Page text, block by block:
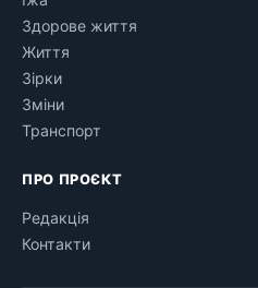
Здорове життя
Життя
Зірки
Зміни
Транспорт
ПРО ПРОЄКТ
Редакція
Контакти